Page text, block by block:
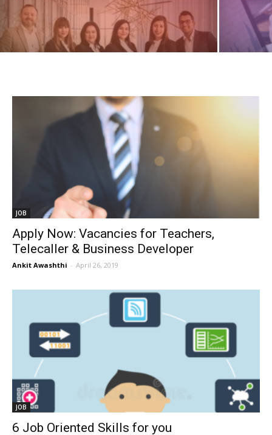
JOB
Apply Now: Vacancies for Teachers,
Telecaller & Business Developer
Ankit Awashthi - April 26, 2019
JOB
6 Job Oriented Skills for you